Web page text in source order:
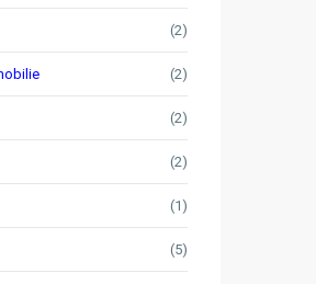
(2)
(2)
(2)
(2)
(1)
(5)